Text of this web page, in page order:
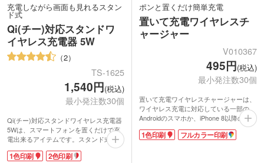
充電しながら画面も見れるスタン
ド式
Qi(チー)対応スタンドワ
イヤレス充電器 5W
2
TS-1625
1,540円(税込)
最小発注数30個
Qi(チー)対応スタンドワイヤレス充電器
5Wは、スマートフォンを置くだけで充
電出来るアイテムです。スタンド式は自
然と画面が見やすい角度になるので、電
話やメールなどの連絡もキャッチしやす
1色印刷 2色印刷
ポンと置くだけ簡単充電
置いて充電ワイヤレスチ
ャージャー
V010367
495円(税込)
最小発注数30個
置いて充電ワイヤレスチャージャーは、
ワイヤレス充電に対応している一部の
Androidのスマホか、iPhone 8以降のスマ
ホを置くだけで、簡単に充電できるチャ
ージャー。USBコネクタを探したり、充
1色印刷 フルカラー印刷